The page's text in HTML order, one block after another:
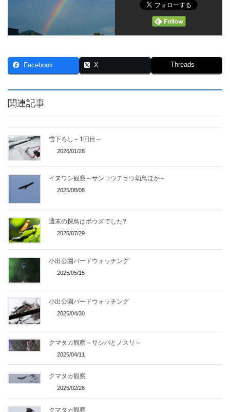
Facebook X Threads
関連記事
雪下ろし～1回目～
2026/01/28
イヌワシ観察～サンコウチョウ幼鳥ほか～
2025/08/08
週末の探鳥はボウズでした?
2025/07/29
小出公園バードウォッチング
2025/05/15
小出公園バードウォッチング
2025/04/30
クマタカ観察～サシバとノスリ～
2025/04/11
クマタカ観察
2025/02/28
クマタカ観察